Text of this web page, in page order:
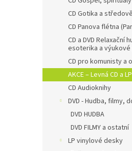
CD Gotika a
CD Panova flétna
CD a DVD Relaxační
esoterika a
CD pro komunisty a
AKCE – Levná CD a
CD Audioknihy
DVD - Hudba, filmy,
DVD HUDBA
DVD FILMY a ostatní
LP vinylové desky